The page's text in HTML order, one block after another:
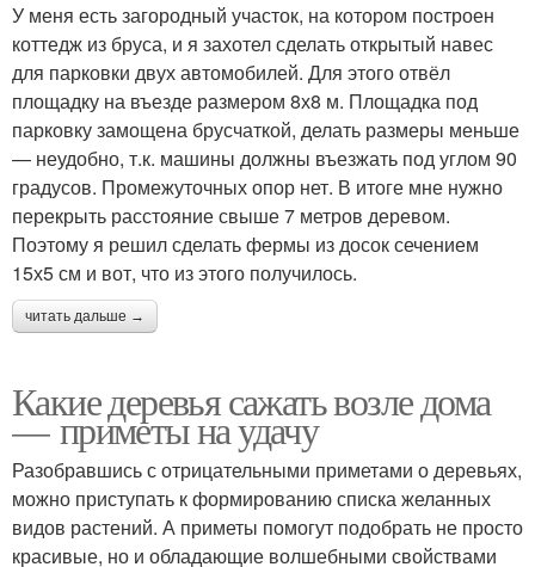
У меня есть загородный участок, на котором построен
коттедж из бруса, и я захотел сделать открытый навес
для парковки двух автомобилей. Для этого отвёл
площадку на въезде размером 8х8 м. Площадка под
парковку замощена брусчаткой, делать размеры меньше
— неудобно, т.к. машины должны въезжать под углом 90
градусов. Промежуточных опор нет. В итоге мне нужно
перекрыть расстояние свыше 7 метров деревом.
Поэтому я решил сделать фермы из досок сечением
15х5 см и вот, что из этого получилось.
читать дальше →
Какие деревья сажать возле дома
— приметы на удачу
Разобравшись с отрицательными приметами о деревьях,
можно приступать к формированию списка желанных
видов растений. А приметы помогут подобрать не просто
красивые, но и обладающие волшебными свойствами